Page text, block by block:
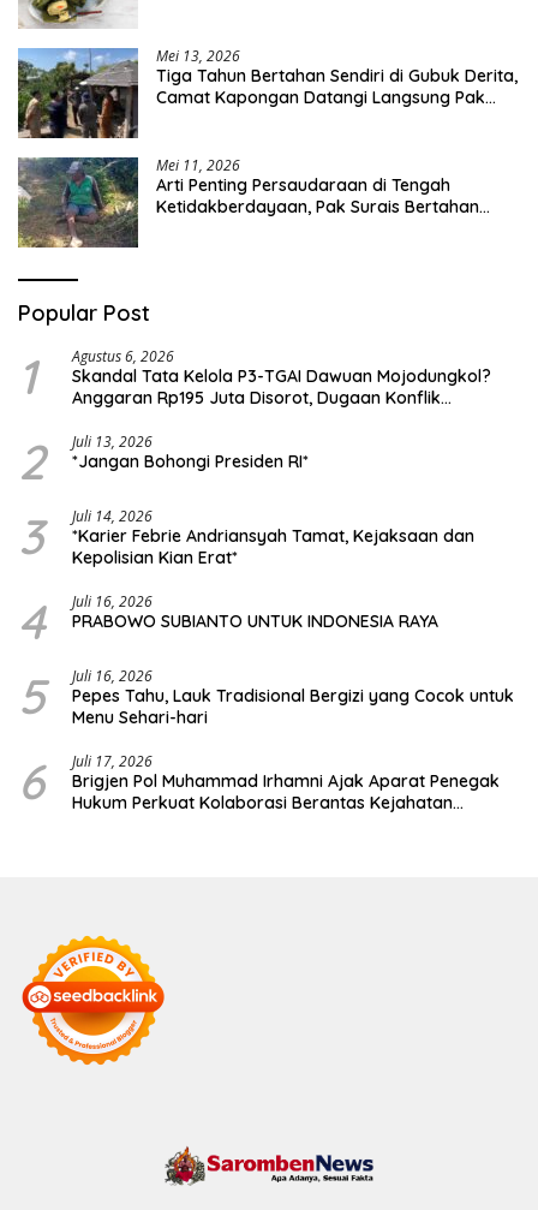
Mei 13, 2026
Tiga Tahun Bertahan Sendiri di Gubuk Derita,
Camat Kapongan Datangi Langsung Pak
Mei 11, 2026
Arti Penting Persaudaraan di Tengah
Ketidakberdayaan, Pak Surais Bertahan
Popular Post
1 Agustus 6, 2026
Skandal Tata Kelola P3-TGAI Dawuan Mojodungkol?
Anggaran Rp195 Juta Disorot, Dugaan Konflik
2 Juli 13, 2026
*Jangan Bohongi Presiden RI*
3 Juli 14, 2026
*Karier Febrie Andriansyah Tamat, Kejaksaan dan
Kepolisian Kian Erat*
4 Juli 16, 2026
PRABOWO SUBIANTO UNTUK INDONESIA RAYA
5 Juli 16, 2026
Pepes Tahu, Lauk Tradisional Bergizi yang Cocok untuk
Menu Sehari-hari
6 Juli 17, 2026
Brigjen Pol Muhammad Irhamni Ajak Aparat Penegak
Hukum Perkuat Kolaborasi Berantas Kejahatan